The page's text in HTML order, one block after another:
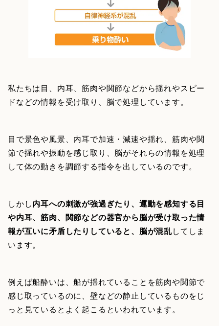
私たちは目、内耳、筋肉や関節などから揺れやスピー
ドなどの情報を受け取り、脳で処理しています。
目で景色や風景、内耳で加速・減速や揺れ、筋肉や関
節で揺れや振動を感じ取り、脳がそれらの情報を処理
して体の動きを調節する指令を出しているのです。
しかし内耳への刺激が強過ぎたり、運動を感知する目
や内耳、筋肉、関節などの器官から脳が受け取った情
報が互いに矛盾したりしていると、脳が混乱してしま
います。
例えば船酔いは、船が揺れていることを筋肉や関節で
感じ取っているのに、壁などの静止しているものをじ
っと見ているとよく起こるといわれています。